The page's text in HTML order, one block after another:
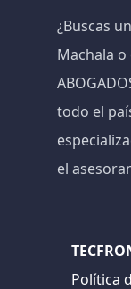
¿Buscas
Machala o
todo el
el
Política